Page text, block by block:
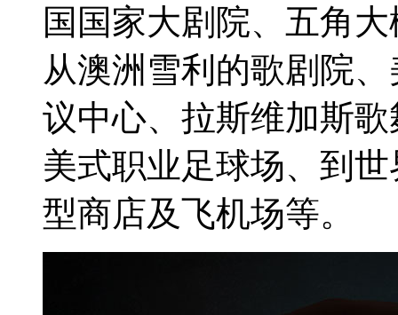
国国家大剧院、五角
从澳洲雪利的歌剧院
议中心、拉斯维加斯
美式职业足球场、到
型商店及飞机场等。